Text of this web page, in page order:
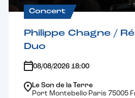
Concert
Philippe Chagne /
Duo
08/08/2026 18:00
Le Son de la Terre
Port Montebello Paris 75005